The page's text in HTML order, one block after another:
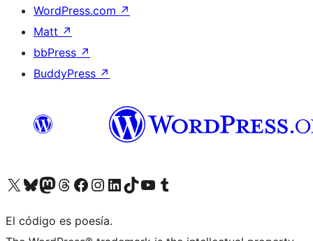
WordPress.com ↗
Matt ↗
bbPress ↗
BuddyPress ↗
Visita nuestra cuenta de X (anteriormente Twitter)
Visita nuestra cuenta de Bluesky
Visita nuestra cuenta de Mastodon
Visita nuestra cuenta de Threads
Visita nuestra página de Facebook
Visita nuestra cuenta de Instagram
Visita nuestra cuenta de LinkedIn
Visita nuestra cuenta de TikTok
Visita nuestro canal de YouTube
Visita nuestra cuenta de Tumblr
El código es poesía.